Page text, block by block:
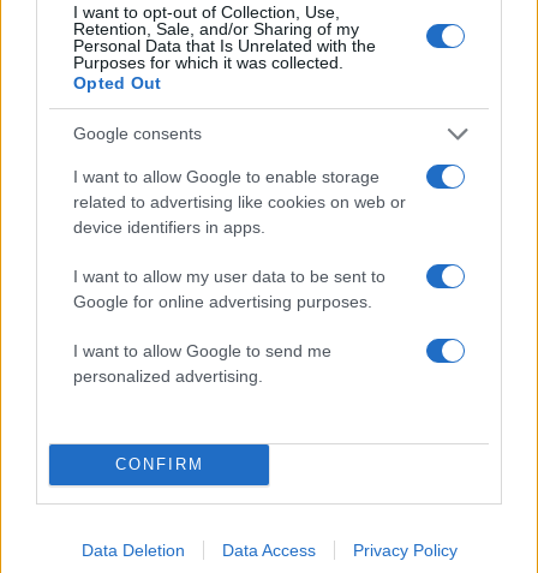
I want to opt-out of Collection, Use,
Retention, Sale, and/or Sharing of my
Personal Data that Is Unrelated with the
Purposes for which it was collected.
Opted Out
Google consents
I want to allow Google to enable storage
related to advertising like cookies on web or
device identifiers in apps.
I want to allow my user data to be sent to
Google for online advertising purposes.
I want to allow Google to send me
personalized advertising.
CONFIRM
Data Deletion Data Access Privacy Policy
«Ξαφνικά μου ήρθε το
αυτοκίνητο, προσπάθησα
38 λεπτά
αναστολή στον
που έκρυβε τον